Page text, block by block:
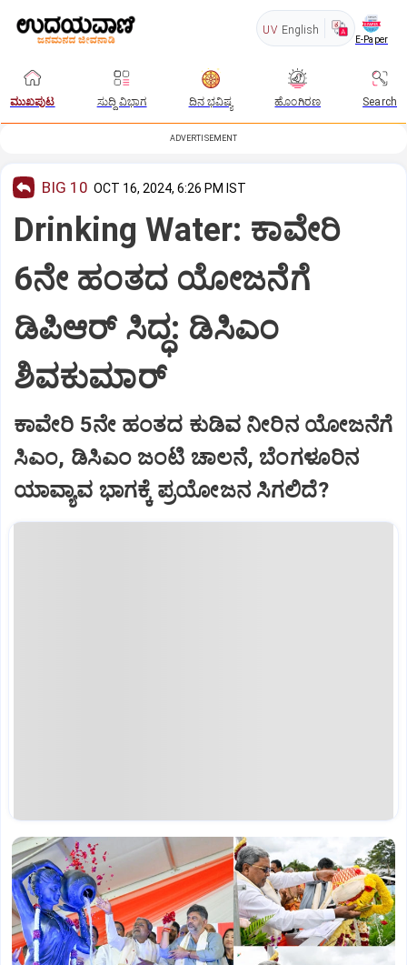
UV English
E-Paper
ಮುಖಪುಟ ಸುದ್ದಿ ವಿಭಾಗ ದಿನ ಭವಿಷ್ಯ ಹೊಂಗಿರಣ Search
ADVERTISEMENT
BIG 10 OCT 16, 2024, 6:26 PM IST
Drinking Water: ಕಾವೇರಿ
6ನೇ ಹಂತದ ಯೋಜನೆಗೆ
ಡಿಪಿಆರ್‌ ಸಿದ್ಧ: ಡಿಸಿಎಂ
ಶಿವಕುಮಾರ್‌
ಕಾವೇರಿ 5ನೇ ಹಂತದ ಕುಡಿವ ನೀರಿನ ಯೋಜನೆಗೆ
ಸಿಎಂ, ಡಿಸಿಎಂ ಜಂಟಿ ಚಾಲನೆ, ಬೆಂಗಳೂರಿನ
ಯಾವ್ಯಾವ ಭಾಗಕ್ಕೆ ಪ್ರಯೋಜನ ಸಿಗಲಿದೆ?